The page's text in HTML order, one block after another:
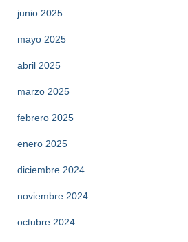
junio 2025
mayo 2025
abril 2025
marzo 2025
febrero 2025
enero 2025
diciembre 2024
noviembre 2024
octubre 2024